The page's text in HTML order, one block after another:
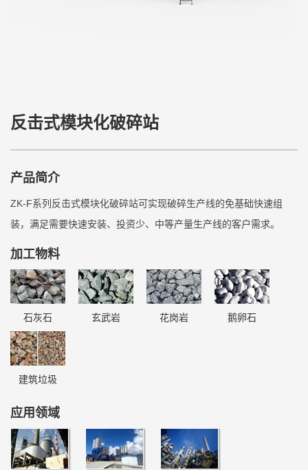
反击式模块化破碎站
产品简介
ZK-F系列反击式模块化破碎站可实现破碎生产线的免基础快速组
装，满足需要快速安装、投资少、中等产量生产线的客户需求。
加工物料
石灰石 玄武岩 花岗岩 鹅卵石
建筑垃圾
应用领域